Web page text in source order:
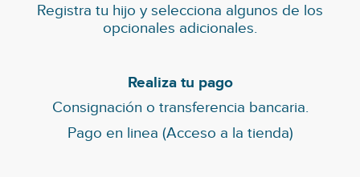
Registra tu hijo y selecciona algunos de los
opcionales adicionales.
Realiza tu pago
Consignación o transferencia bancaria.
Pago en linea (Acceso a la tienda)